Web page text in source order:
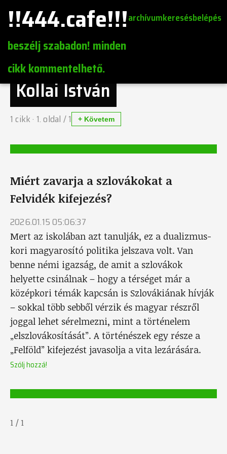
!!444.cafe!!!
beszélj szabadon! minden
cikk kommentelhető.
archívumkeresésbelépés
Kollai István
1 cikk · 1. oldal /1 + Követem
Miért zavarja a szlovákokat a
Felvidék kifejezés?
2026.01.15 05:06:37
Mert az iskolában azt tanulják, ez a dualizmus-
kori magyarosító politika jelszava volt. Van
benne némi igazság, de amit a szlovákok
helyette csinálnak – hogy a térséget már a
középkori témák kapcsán is Szlovákiának hívják
– sokkal több sebből vérzik és magyar részről
joggal lehet sérelmezni, mint a történelem
„elszlovákosítását”. A történészek egy része a
„Felföld” kifejezést javasolja a vita lezárására.
Szólj hozzá!
1 / 1